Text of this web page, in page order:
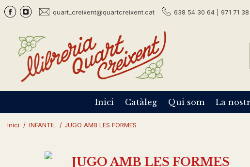
quart_creixent@quartcreixent.cat 638 54 30 64 | 971 71 38
Inici Catàleg Qui som La
Inici / INFANTIL / JUGO AMB LES FORMES
JUGO AMB LES FORMES